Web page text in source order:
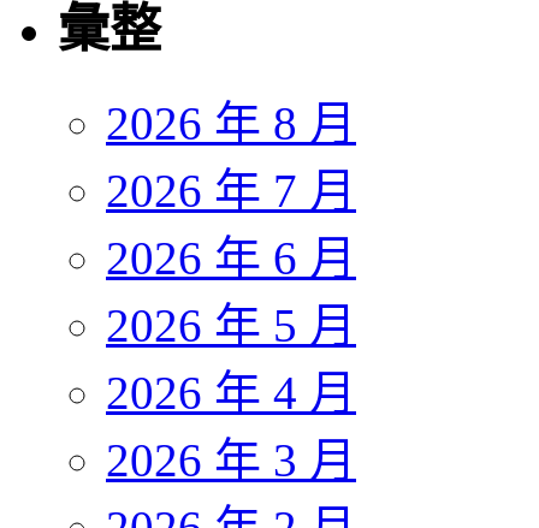
彙整
2026 年 8 月
2026 年 7 月
2026 年 6 月
2026 年 5 月
2026 年 4 月
2026 年 3 月